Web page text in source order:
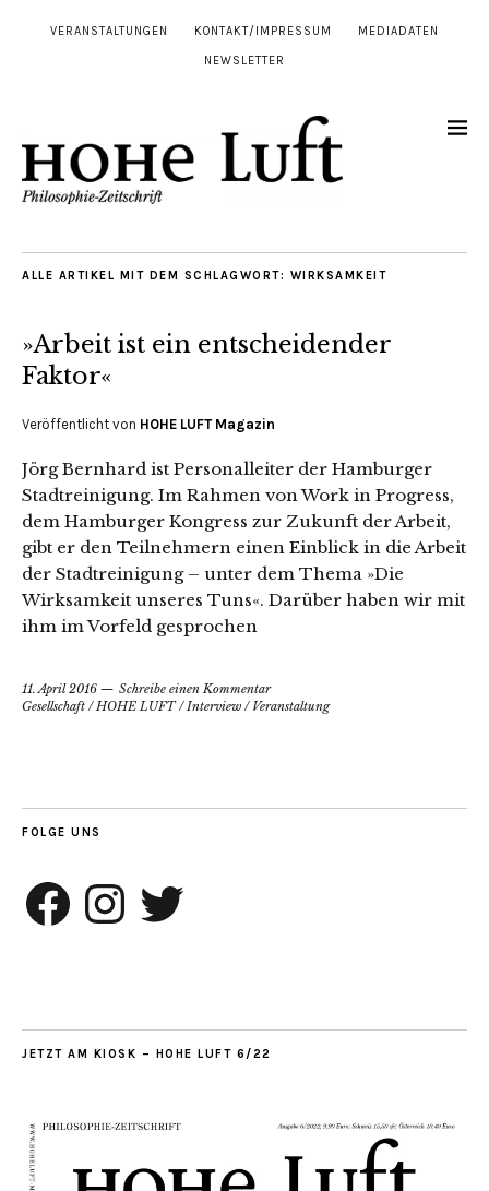
VERANSTALTUNGEN KONTAKT/IMPRESSUM MEDIADATEN
NEWSLETTER
ALLE ARTIKEL MIT DEM SCHLAGWORT: WIRKSAMKEIT
»Arbeit ist ein entscheidender
Faktor«
Veröffentlicht von HOHE LUFT Magazin
Jörg Bernhard ist Personalleiter der Hamburger
Stadtreinigung. Im Rahmen von Work in Progress,
dem Hamburger Kongress zur Zukunft der Arbeit,
gibt er den Teilnehmern einen Einblick in die Arbeit
der Stadtreinigung – unter dem Thema »Die
Wirksamkeit unseres Tuns«. Darüber haben wir mit
ihm im Vorfeld gesprochen
11. April 2016
Schreibe einen Kommentar
Gesellschaft /HOHE LUFT/Interview / Veranstaltung
FOLGE UNS
Facebook InstagramTwitter
JETZT AM KIOSK – HOHE LUFT 6/22